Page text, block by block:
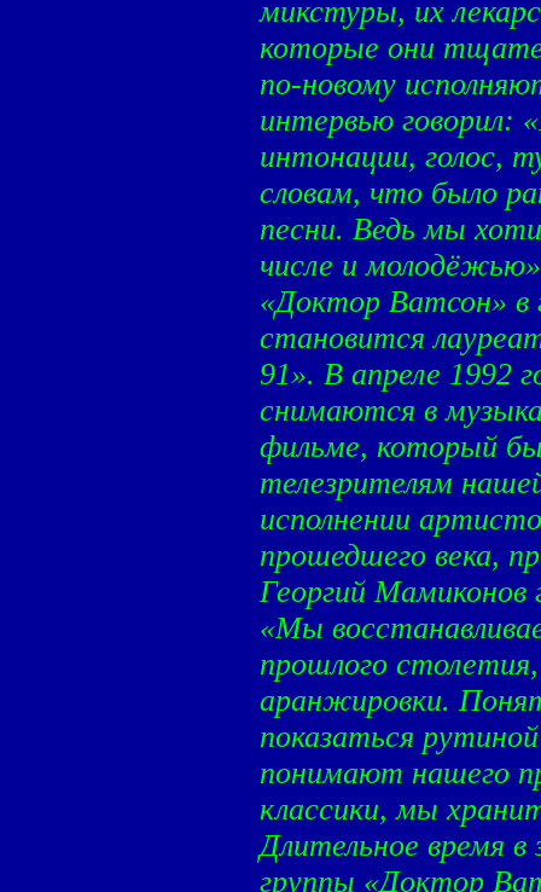
микстуры, их
которые они
по-новому
интервью говорил:
интонации, голос,
словам, что было
песни. Ведь мы
числе и
«Доктор Ватсон» в
становится
91». В апреле 1992
снимаются в
фильме, который
телезрителям
исполнении
прошедшего века,
Георгий Мамиконов
«Мы
прошлого
аранжировки.
показаться
понимают нашего
классики, мы
Длительное время в
группы «Доктор